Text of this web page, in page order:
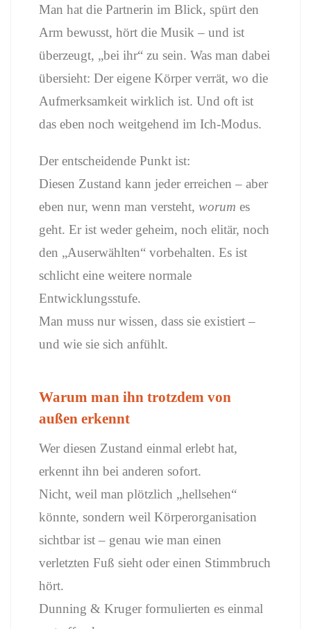
Man hat die Partnerin im Blick, spürt den
Arm bewusst, hört die Musik – und ist
überzeugt, „bei ihr“ zu sein. Was man dabei
übersieht: Der eigene Körper verrät, wo die
Aufmerksamkeit wirklich ist. Und oft ist
das eben noch weitgehend im Ich-Modus.
Der entscheidende Punkt ist:
Diesen Zustand kann jeder erreichen – aber
eben nur, wenn man versteht, worum es
geht. Er ist weder geheim, noch elitär, noch
den „Auserwählten“ vorbehalten. Es ist
schlicht eine weitere normale
Entwicklungsstufe.
Man muss nur wissen, dass sie existiert –
und wie sie sich anfühlt.
Warum man ihn trotzdem von
außen erkennt
Wer diesen Zustand einmal erlebt hat,
erkennt ihn bei anderen sofort.
Nicht, weil man plötzlich „hellsehen“
könnte, sondern weil Körperorganisation
sichtbar ist – genau wie man einen
verletzten Fuß sieht oder einen Stimmbruch
hört.
Dunning & Kruger formulierten es einmal